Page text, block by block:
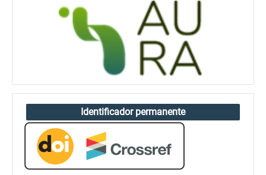
Identificador permanente